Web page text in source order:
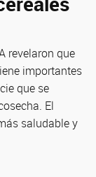
revelaron que
importantes
que se
El
saludable y